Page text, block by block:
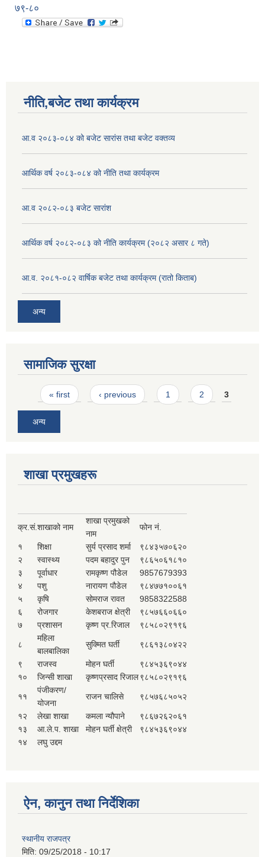
७९-८०
नीति,बजेट तथा कार्यक्रम
आ.व २०८३-०८४ को बजेट सारांस तथा बजेट वक्तव्य
आर्थिक वर्ष २०८३-०८४ को नीति तथा कार्यक्रम
आ.व २०८२-०८३ बजेट सारांश
आर्थिक वर्ष २०८२-०८३ को नीति कार्यक्रम (२०८२ असार ८ गते)
आ.व. २०८१-०८२ वार्षिक बजेट तथा कार्यक्रम (रातो किताब)
अन्य
सामाजिक सुरक्षा
Pages
« first ‹ previous 1 2 3
अन्य
शाखा प्रमुखहरू
क्र.सं.शाखाको नाम
शाखा प्रमुखको
नाम
फोन नं.
१ शिक्षा सुर्य प्रसाद शर्मा
९८४३५७०६२०
२
स्वास्थ्य पदम बहादुर पुन
९८६५०६१८१०
३
पूर्वाधार रामकृष्ण पौडेल
9857679393
४
पशु नारायण पौडेल
९८४७७१००६१
५
कृषि सोमराज रावत
9858322588
६
रोजगार केशबराज क्षेत्री
९८५७६६०६६०
७
प्रशासन कृष्ण प्र.रिजाल ९८५८०२९१९६
८
महिला
बालबालिका
सुक्मित घर्ती ९८६१३८०४२२
९ राजस्व मोहन घर्ती
९८४५३६९०४४
१०
जिन्सी शाखा कृष्णप्रसाद रिजाल९८५८०२९१९६
११
पंजीकरण/
योजना
राजन चालिसे ९८५७६८५०५२
१२ लेखा शाखा कमला न्यौपाने
९८६७२६२०६१
१३
आ.ले.प. शाखा मोहन घर्ती क्षेत्री
९८४५३६९०४४
१४
लघु उद्दम
ऐन, कानुन तथा निर्देशिका
स्थानीय राजपत्र
मिति: 09/25/2018 - 10:17